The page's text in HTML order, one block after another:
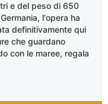
e del peso di 650
l'opera ha
definitivamente qui
che guardano
con le maree, regala